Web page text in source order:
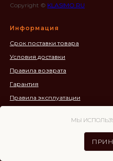
Copyright © KLASIMO.RU
Информация
Срок поставки товара
Условия доставки
Правила возврата
Гарантия
Правила эксплуатации
конфиденциальности
МЫ